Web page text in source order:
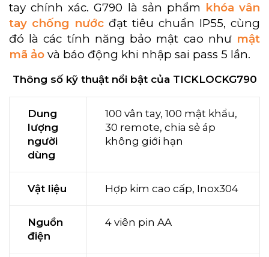
tay chính xác. G790 là sản phẩm khóa vân
tay chống nước đạt tiêu chuẩn IP55, cùng
đó là các tính năng bảo mật cao như mật
mã ảo và báo động khi nhập sai pass 5 lần.
Thông số kỹ thuật nổi bật của TICKLOCKG790
Dung
lượng
người
dùng
100 vân tay, 100 mật khẩu,
30 remote, chia sẻ áp
không giới hạn
Vật liệu Hợp kim cao cấp, Inox304
Nguồn
điện
4 viên pin AA